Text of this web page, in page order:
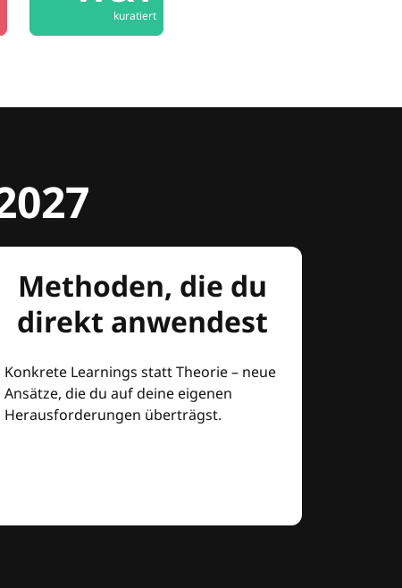
kuratiert
Methoden, die du
direkt anwendest
Konkrete Learnings statt Theorie – neue
Ansätze, die du auf deine eigenen
Herausforderungen überträgst.